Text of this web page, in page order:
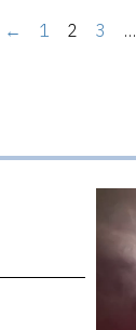
← 1 2 3 …